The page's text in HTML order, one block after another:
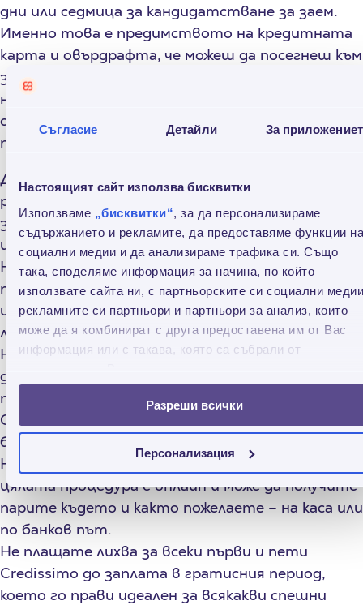
Съгласие Детайли За
Настоящият сайт използва бисквитки
Използваме „бисквитки“, за да персонализираме
съдържанието и рекламите, да предоставяме функции на
социални медии и да анализираме трафика си. Също
така, споделяме информация за начина, по който
използвате сайта ни, с партньорските си социални
рекламните си партньори и партньори за анализ, които
може да я комбинират с друга предоставена им от Вас
информация или с такава, която са събрали от
Разреши всички
Персонализация
дни или седмица за кандидатстване за заем.
Именно това е предимството на кредитната
карта и овърдрафта, че можеш да посегнеш към
заемните средства в секундата, в която са ти
необходими. Алтернативата на двете са
онлайн заемите на Credissimo. Ето и
предимствата:
Достъпът до финансови средства е на минути
разстояние. Толкова отнема процесът от
заявяването накредит до неговото отпускане
и получаване.
Няма изисквания за трудови правоотношения
при кандидатстването и единствените
изисквания са навършено пълнолетие, валидна
лична карта и наличие на доходи.
Няма значение къде ви превеждат заплата и
доходи, нито къде си държите парите по
принцип. Може да ползвате услугите на
Credissimo и междувременно да си сменяте
банките колкото желаете.
Няма значение къде се намирате, защото
цялата процедура е онлайн и може да получите
парите където и както пожелаете – на каса или
по банков път.
Не плащате лихва за всеки първи и пети
Credissimo до заплата в гратисния период,
което го прави идеален за всякакви спешни